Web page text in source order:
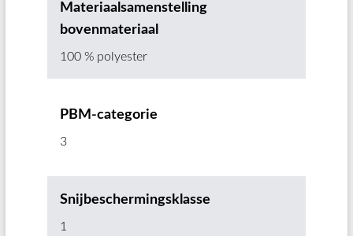
Materiaalsamenstelling
bovenmateriaal
100 % polyester
PBM-categorie
3
Snijbeschermingsklasse
1